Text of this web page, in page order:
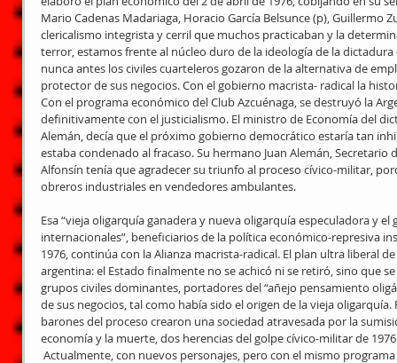
Mario Cadenas Madariaga, Horacio García Belsunce (p), Guillermo
clericalismo integrista y cerril que muchos practicaban y la
terror, estamos frente al núcleo duro de la ideología de la
nunca antes los civiles cuarteleros gozaron de la alternativa de
protector de sus negocios. Con el gobierno macrista- radical la
Con el programa económico del Club Azcuénaga, se destruyó la
definitivamente con el justicialismo. El ministro de Economía del
Alemán, decía que el próximo gobierno democrático estaría tan
estaba condenado al fracaso. Su hermano Juan Alemán, Secretario
Alfonsín tenía que agradecer su triunfo al proceso cívico-militar,
obreros industriales en vendedores ambulantes.
Esa “vieja oligarquía ganadera y nueva oligarquía especuladora y
internacionales”, beneficiarios de la política económico-represiva
1976, continúa con la Alianza macrista-radical. El plan ultra liberal
argentina: el Estado finalmente no se achicó ni se retiró, sino que
grupos civiles dominantes, portadores del “añejo pensamiento
de sus negocios, tal como había sido el origen de la vieja
barones del proceso crearon una sociedad atravesada por la
economía y la muerte, dos herencias del golpe cívico-militar de